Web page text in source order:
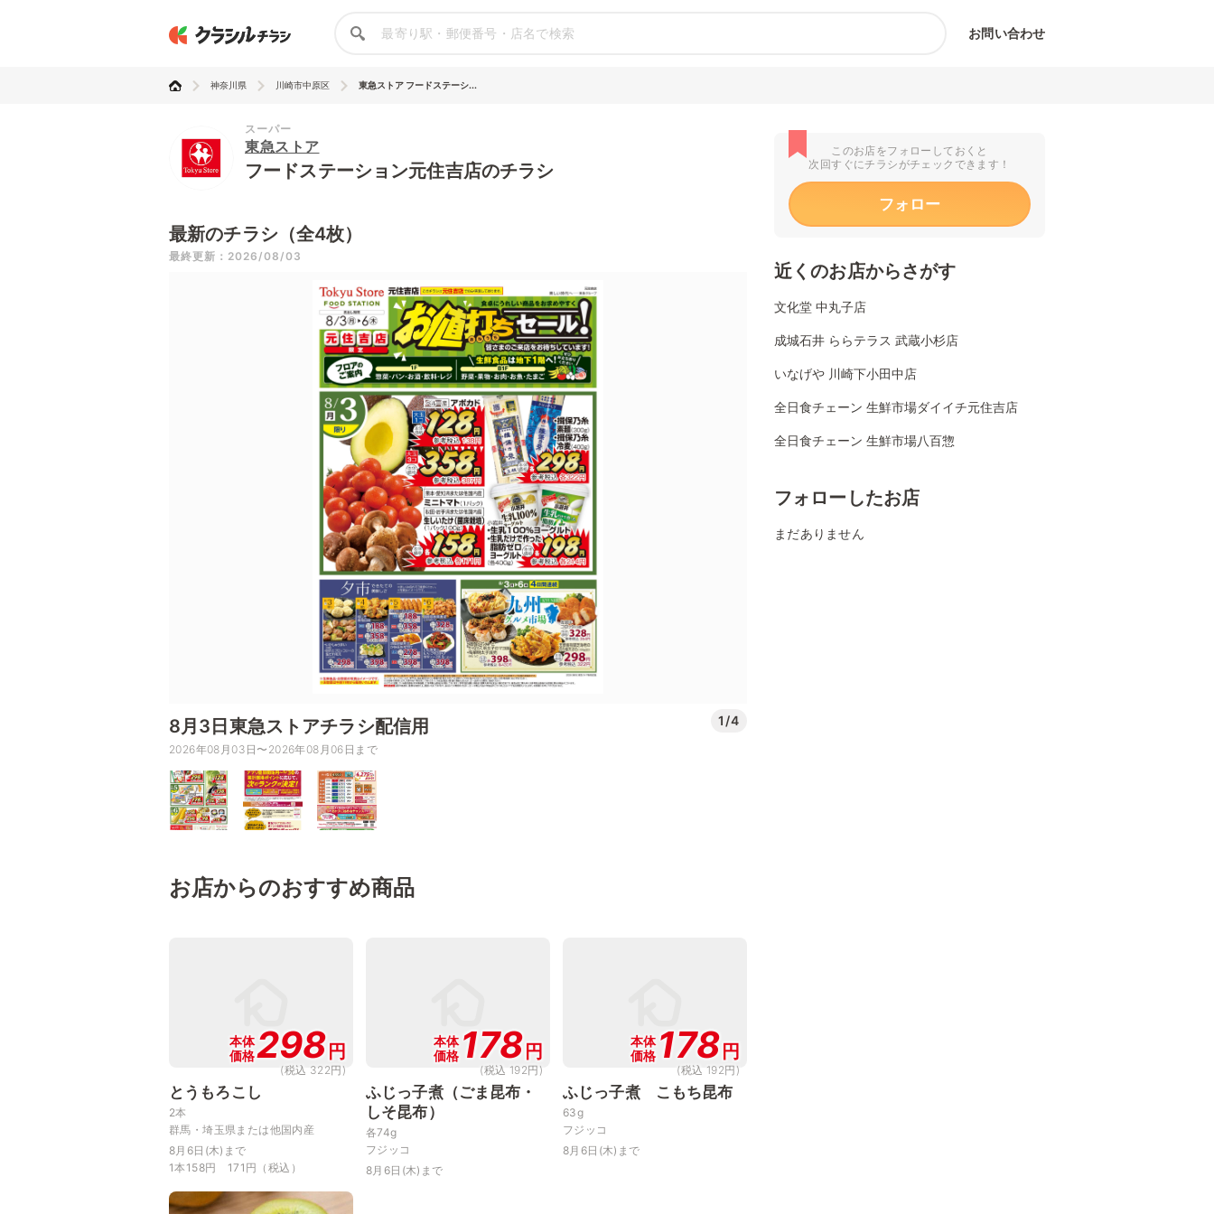
お問い合わせ
神奈川県 川崎市中原区 東急ストア フードステーシ...
スーパー
東急ストア
フードステーション元住吉店のチラシ
最新のチラシ（全4枚）
最終更新：2026/08/03
8月3日東急ストアチラシ配信用 1/4
2026年08月03日〜2026年08月06日まで
お店からのおすすめ商品
本体
価格298 円
(税込 322円)
とうもろこし
2本
群馬・埼玉県または他国内産
8月6日(木)まで
1本158円 171円（税込）
本体
価格 178 円
(税込 192円)
ふじっ子煮（ごま昆布・
しそ昆布）
各74g
フジッコ
8月6日(木)まで
本体
価格 178 円
(税込 192円)
ふじっ子煮 こもち昆布
63g
フジッコ
8月6日(木)まで
このお店をフォローしておくと
次回すぐにチラシがチェックできます！
フォロー
近くのお店からさがす
文化堂 中丸子店
成城石井 ららテラス 武蔵小杉店
いなげや 川崎下小田中店
全日食チェーン 生鮮市場ダイイチ元住吉店
全日食チェーン 生鮮市場八百惣
フォローしたお店
まだありません